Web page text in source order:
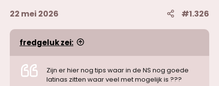
22 mei 2026 #1.326
fredgeluk zei:
Zijn er hier nog tips waar in de NS nog goede
latinas zitten waar veel met mogelijk is ???